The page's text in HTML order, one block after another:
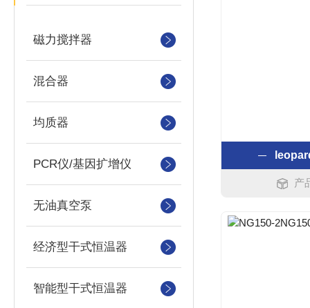
磁力搅拌器
混合器
均质器
PCR仪/基因扩增仪
无油真空泵
经济型干式恒温器
智能型干式恒温器
产